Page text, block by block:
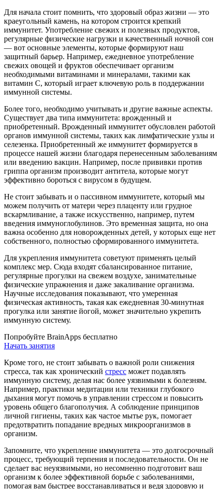
Для начала стоит помнить, что здоровый образ жизни — это
краеугольный камень, на котором строится крепкий
иммунитет. Употребление свежих и полезных продуктов,
регулярные физические нагрузки и качественный ночной сон
— вот основные элементы, которые формируют наш
защитный барьер. Например, ежедневное употребление
свежих овощей и фруктов обеспечивает организм
необходимыми витаминами и минералами, такими как
витамин C, который играет ключевую роль в поддержании
иммунной системы.
Более того, необходимо учитывать и другие важные аспекты.
Существует два типа иммунитета: врожденный и
приобретенный. Врожденный иммунитет обусловлен работой
органов иммунной системы, таких как лимфатические узлы и
селезенка. Приобретенный же иммунитет формируется в
процессе нашей жизни благодаря перенесенным заболеваниям
или введению вакцин. Например, после прививки против
гриппа организм производит антитела, которые могут
эффективно бороться с вирусом в будущем.
Не стоит забывать и о пассивном иммунитете, который мы
можем получить от матери через плаценту или грудное
вскармливание, а также искусственно, например, путем
введения иммуноглобулинов. Это временная защита, но она
важна особенно для новорожденных детей, у которых еще нет
собственного, полностью сформированного иммунитета.
Для укрепления иммунитета советуют применять целый
комплекс мер. Сюда входят сбалансированное питание,
регулярные прогулки на свежем воздухе, занимательные
физические упражнения и даже закаливание организма.
Научные исследования показывают, что умеренная
физическая активность, такая как ежедневная 30-минутная
прогулка или занятие йогой, может значительно укрепить
иммунную систему.
Попробуйте BrainApps бесплатно
Начать занятия
Кроме того, не стоит забывать о важной роли снижения
стресса, так как хронический стресс может подавлять
иммунную систему, делая нас более уязвимыми к болезням.
Например, практики медитации или техники глубокого
дыхания могут помочь в управлении стрессом и повысить
уровень общего благополучия. А соблюдение принципов
личной гигиены, таких как частое мытье рук, помогает
предотвратить попадание вредных микроорганизмов в
организм.
Запомните, что укрепление иммунитета — это долгосрочный
процесс, требующий терпения и последовательности. Он не
сделает вас неуязвимыми, но несомненно подготовит ваш
организм к более эффективной борьбе с заболеваниями,
помогая вам быстрее восстанавливаться и ведя здоровую и